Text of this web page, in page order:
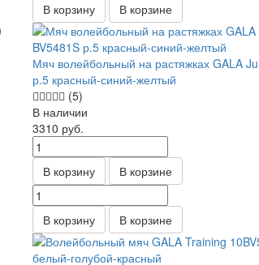
В корзину В корзине
Мяч волейбольный на растяжках GALA
р.5 красный-синий-желтый
(5)
В наличии
3310 руб.
В корзину В корзине
В корзину В корзине